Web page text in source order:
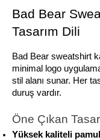
Bad Bear
Tasarım Dili
Bad Bear sweatshirt
minimal logo
stil alanı sunar. Her
duruş vardır.
Öne Çıkan
Yüksek kaliteli